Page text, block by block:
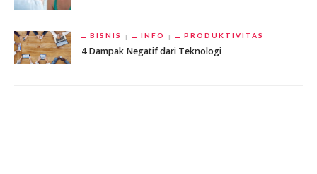
BISNIS INFO PRODUKTIVITAS
4 Dampak Negatif dari Teknologi